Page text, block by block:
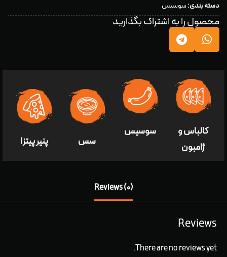
دسته بندی:سوسیس
محصول را به اشتراک بگذارید
کالباس و
ژامبون
سوسیس
سس پنير پيتزا
Reviews (0)
Reviews
There are no reviews yet.